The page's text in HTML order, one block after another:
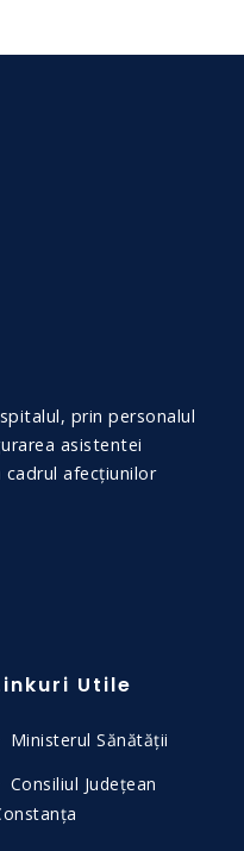
prin personalul
asistentei
afecțiunilor
Utile
Ministerul Sănătății
Consiliul Județean